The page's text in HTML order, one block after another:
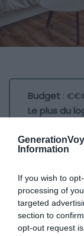
Information
If you wish to
processing of
targeted
section to
opt-out request
Budget :
Le plus du
cœur ! D’une
centre-ville.
de posséder une
sera en